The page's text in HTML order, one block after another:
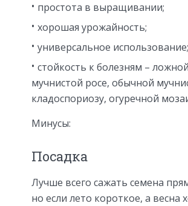
простота в выращивании;
хорошая урожайность;
универсальное использование;
стойкость к болезням – ложной
мучнистой росе, обычной
кладоспориозу, огуречной
Минусы:
Посадка
Лучше всего сажать семена
но если лето короткое, а весна